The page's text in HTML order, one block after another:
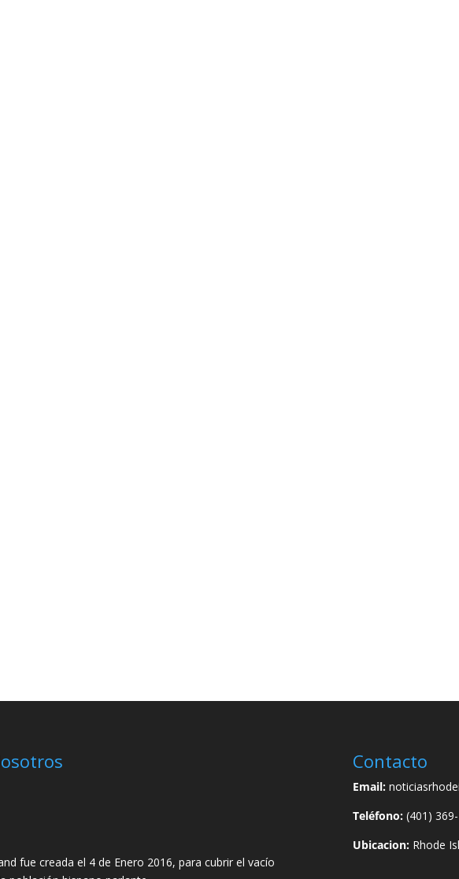
fue creada el 4 de Enero 2016, para cubrir el vacío
Contacto
Email:
Teléfono:(401)
Ubicacion:Rhode